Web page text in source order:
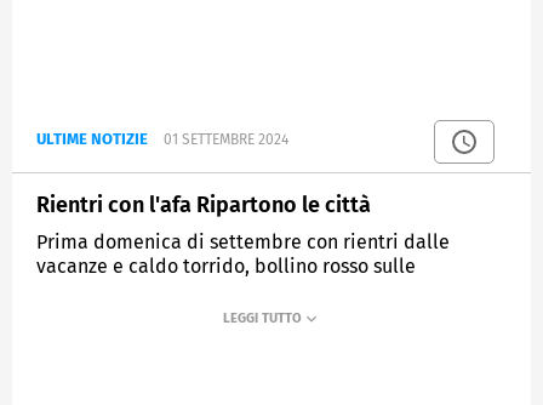
ULTIME NOTIZIE 01 SETTEMBRE 2024
Rientri con l'afa Ripartono le città
Prima domenica di settembre con rientri dalle
vacanze e caldo torrido, bollino rosso sulle